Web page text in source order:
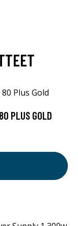
PLUS GOLD